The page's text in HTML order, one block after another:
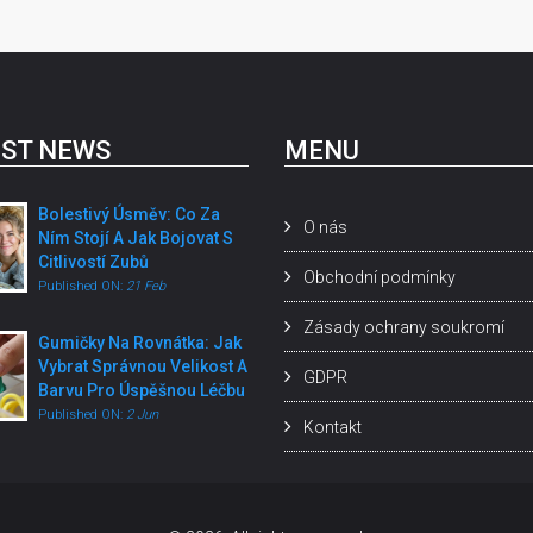
NEWS
Bolestivý Úsměv: Co Za
Ním Stojí A Jak Bojovat S
Citlivostí Zubů
Published ON: 21 Feb
Gumičky Na Rovnátka: Jak
Vybrat Správnou Velikost A
Barvu Pro Úspěšnou Léčbu
Published ON: 2 Jun
MENU
O nás
Obchodní podmínky
Zásady ochrany soukromí
GDPR
Kontakt